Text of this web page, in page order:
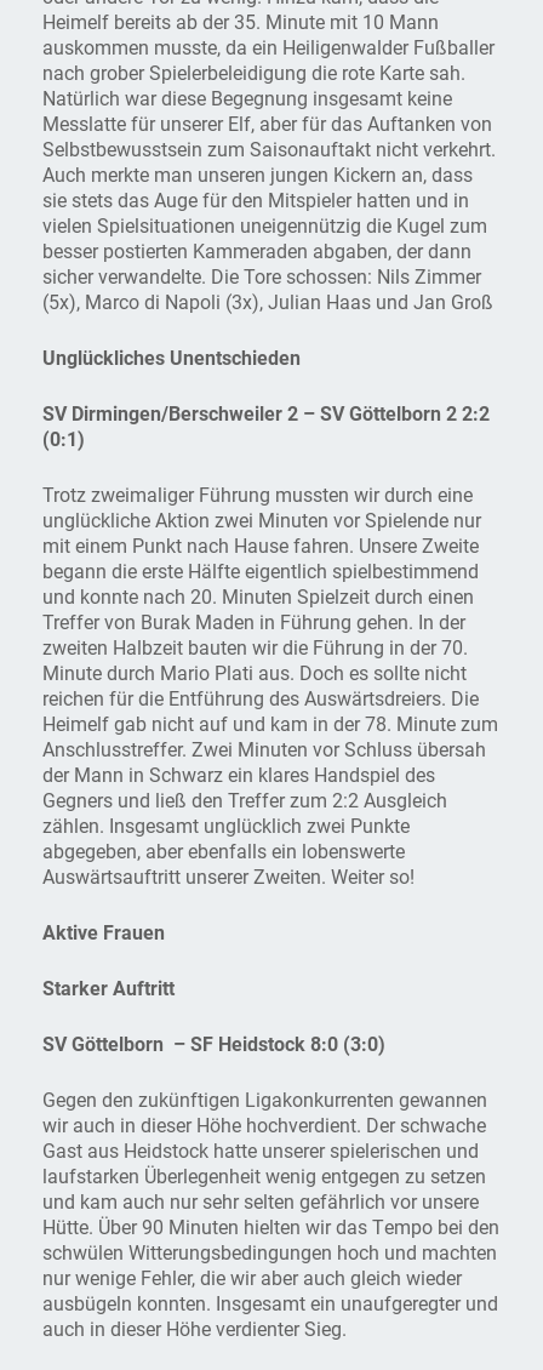
Heimelf bereits ab der 35. Minute mit 10 Mann
auskommen musste, da ein Heiligenwalder Fußballer
nach grober Spielerbeleidigung die rote Karte sah.
Natürlich war diese Begegnung insgesamt keine
Messlatte für unserer Elf, aber für das Auftanken von
Selbstbewusstsein zum Saisonauftakt nicht verkehrt.
Auch merkte man unseren jungen Kickern an, dass
sie stets das Auge für den Mitspieler hatten und in
vielen Spielsituationen uneigennützig die Kugel zum
besser postierten Kammeraden abgaben, der dann
sicher verwandelte. Die Tore schossen: Nils Zimmer
(5x), Marco di Napoli (3x), Julian Haas und Jan Groß
Unglückliches Unentschieden
SV Dirmingen/Berschweiler 2 – SV Göttelborn 2 2:2
(0:1)
Trotz zweimaliger Führung mussten wir durch eine
unglückliche Aktion zwei Minuten vor Spielende nur
mit einem Punkt nach Hause fahren. Unsere Zweite
begann die erste Hälfte eigentlich spielbestimmend
und konnte nach 20. Minuten Spielzeit durch einen
Treffer von Burak Maden in Führung gehen. In der
zweiten Halbzeit bauten wir die Führung in der 70.
Minute durch Mario Plati aus. Doch es sollte nicht
reichen für die Entführung des Auswärtsdreiers. Die
Heimelf gab nicht auf und kam in der 78. Minute zum
Anschlusstreffer. Zwei Minuten vor Schluss übersah
der Mann in Schwarz ein klares Handspiel des
Gegners und ließ den Treffer zum 2:2 Ausgleich
zählen. Insgesamt unglücklich zwei Punkte
abgegeben, aber ebenfalls ein lobenswerte
Auswärtsauftritt unserer Zweiten. Weiter so!
Aktive Frauen
Starker Auftritt
SV Göttelborn – SF Heidstock 8:0 (3:0)
Gegen den zukünftigen Ligakonkurrenten gewannen
wir auch in dieser Höhe hochverdient. Der schwache
Gast aus Heidstock hatte unserer spielerischen und
laufstarken Überlegenheit wenig entgegen zu setzen
und kam auch nur sehr selten gefährlich vor unsere
Hütte. Über 90 Minuten hielten wir das Tempo bei den
schwülen Witterungsbedingungen hoch und machten
nur wenige Fehler, die wir aber auch gleich wieder
ausbügeln konnten. Insgesamt ein unaufgeregter und
auch in dieser Höhe verdienter Sieg.